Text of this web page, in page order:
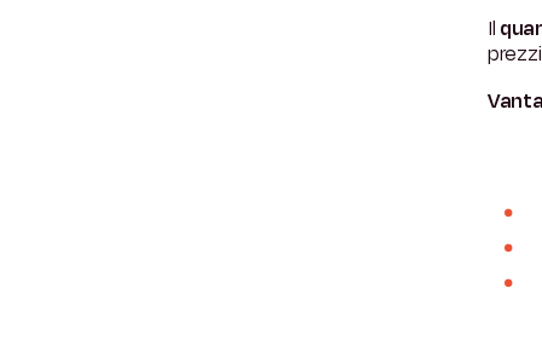
Il